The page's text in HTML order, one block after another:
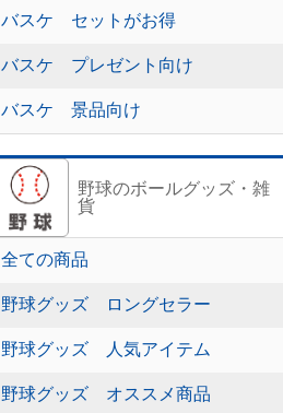
バスケ セットがお得
バスケ プレゼント向け
バスケ 景品向け
野球のボールグッズ・雑
貨
全ての商品
野球グッズ ロングセラー
野球グッズ 人気アイテム
野球グッズ オススメ商品